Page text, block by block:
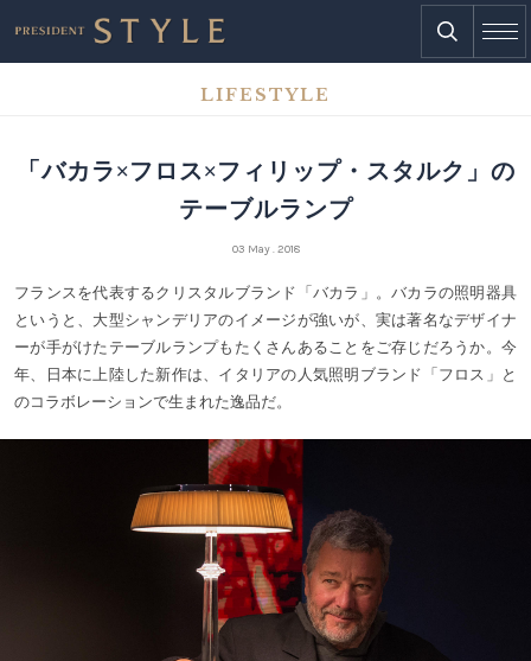
LIFESTYLE
「バカラ×フロス×フィリップ・スタルク」の
テーブルランプ
03 May . 2018
フランスを代表するクリスタルブランド「バカラ」。バカラの照明器具
というと、大型シャンデリアのイメージが強いが、実は著名なデザイナ
ーが手がけたテーブルランプもたくさんあることをご存じだろうか。今
年、日本に上陸した新作は、イタリアの人気照明ブランド「フロス」と
のコラボレーションで生まれた逸品だ。